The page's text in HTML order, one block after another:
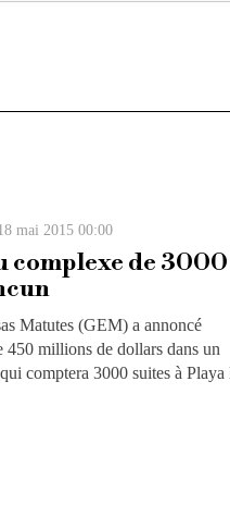
mai 2015 00:00
complexe de 3000
Matutes (GEM) a annoncé
450 millions de dollars dans un
comptera 3000 suites à Playa